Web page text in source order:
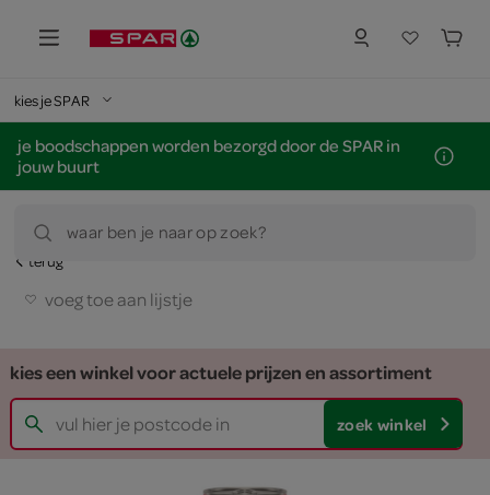
kies je SPAR
je boodschappen worden bezorgd door de SPAR in
jouw buurt
waar ben je naar op zoek?
terug
voeg toe aan lijstje
kies een winkel voor actuele prijzen en assortiment
zoek winkel